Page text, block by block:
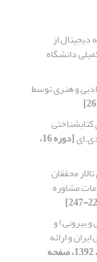
دیجیتال از
دانشگاه
ادبی و هنری توسط
[دوره 16،
محققان
مشاوره
بیرونی) و
و ارائه
[دوره 16، شماره 3، 1392، صفحه